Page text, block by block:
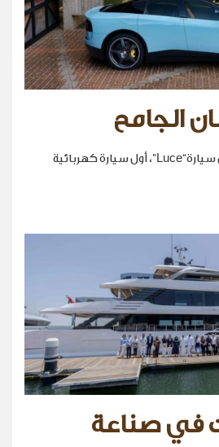
الجامح
كشفت شركةFerrari عن سيارة“Luce”، أول سيارة كهربائية
في صناعة